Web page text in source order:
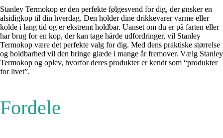
Stanley Termokop er den perfekte følgesvend for dig, der ønsker en
alsidigkop til din hverdag. Den holder dine drikkevarer varme eller
kolde i lang tid og er ekstremt holdbar. Uanset om du er på farten eller
har brug for en kop, der kan tage hårde udfordringer, vil Stanley
Termokop være det perfekte valg for dig. Med dens praktiske størrelse
og holdbarhed vil den bringe glæde i mange år fremover. Vælg Stanley
Termokop og oplev, hvorfor deres produkter er kendt som “produkter
for livet”.
Fordele